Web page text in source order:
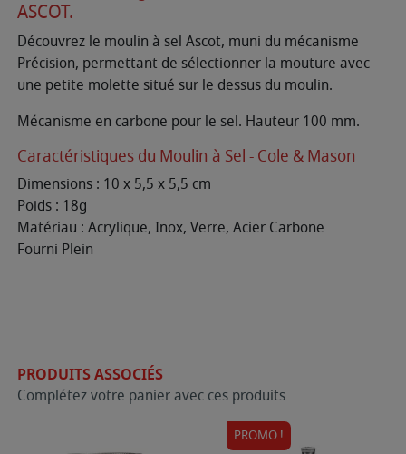
ASCOT.
Découvrez le moulin à sel Ascot, muni du mécanisme
Précision, permettant de sélectionner la mouture avec
une petite molette situé sur le dessus du moulin.
Mécanisme en carbone pour le sel. Hauteur 100 mm.
Caractéristiques du Moulin à Sel - Cole & Mason
Dimensions : 10 x 5,5 x 5,5 cm
Poids : 18g
Matériau : Acrylique, Inox, Verre, Acier Carbone
Fourni Plein
PRODUITS ASSOCIÉS
Complétez votre panier avec ces produits
PROMO !